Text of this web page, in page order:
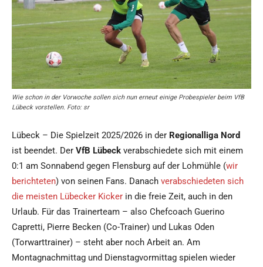
Wie schon in der Vorwoche sollen sich nun erneut einige Probespieler beim VfB
Lübeck vorstellen. Foto: sr
Lübeck – Die Spielzeit 2025/2026 in der Regionalliga Nord
ist beendet. Der VfB Lübeck verabschiedete sich mit einem
0:1 am Sonnabend gegen Flensburg auf der Lohmühle (wir
berichteten) von seinen Fans. Danach verabschiedeten sich
die meisten Lübecker Kicker in die freie Zeit, auch in den
Urlaub. Für das Trainerteam – also Chefcoach Guerino
Capretti, Pierre Becken (Co-Trainer) und Lukas Oden
(Torwarttrainer) – steht aber noch Arbeit an. Am
Montagnachmittag und Dienstagvormittag spielen wieder